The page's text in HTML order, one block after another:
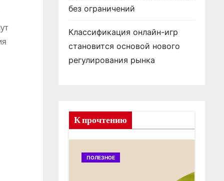
без ограничений
Классификация онлайн-игр
становится основой нового
регулирования рынка
К прочтению